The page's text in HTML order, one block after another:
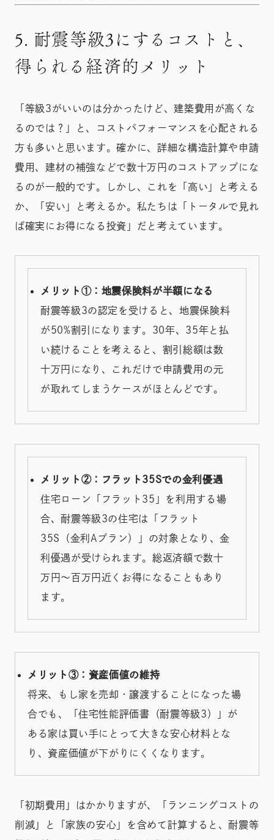
5. 耐震等級3にするコストと、
得られる経済的メリット
「等級3がいいのは分かったけど、建築費用が高くな
るのでは？」と、コストパフォーマンスを心配される
方も多いと思います。確かに、詳細な構造計算や申請
費用、建材の補強などで数十万円のコストアップにな
るのが一般的です。しかし、これを「高い」と考える
か、「安い」と考えるか。私たちは「トータルで見れ
ば確実にお得になる投資」だと考えています。
メリット①：地震保険料が半額になる
耐震等級3の認定を受けると、地震保険料
が50%割引になります。30年、35年と払
い続けることを考えると、割引総額は数
十万円になり、これだけで申請費用の元
が取れてしまうケースがほとんどです。
メリット②：フラット35Sでの金利優遇
住宅ローン「フラット35」を利用する場
合、耐震等級3の住宅は「フラット
35S（金利Aプラン）」の対象となり、金
利優遇が受けられます。総返済額で数十
万円〜百万円近くお得になることもあり
ます。
メリット③：資産価値の維持
将来、もし家を売却・譲渡することになった場
合でも、「住宅性能評価書（耐震等級3）」が
ある家は買い手にとって大きな安心材料とな
り、資産価値が下がりにくくなります。
「初期費用」はかかりますが、「ランニングコストの
削減」と「家族の安心」を含めて計算すると、耐震等